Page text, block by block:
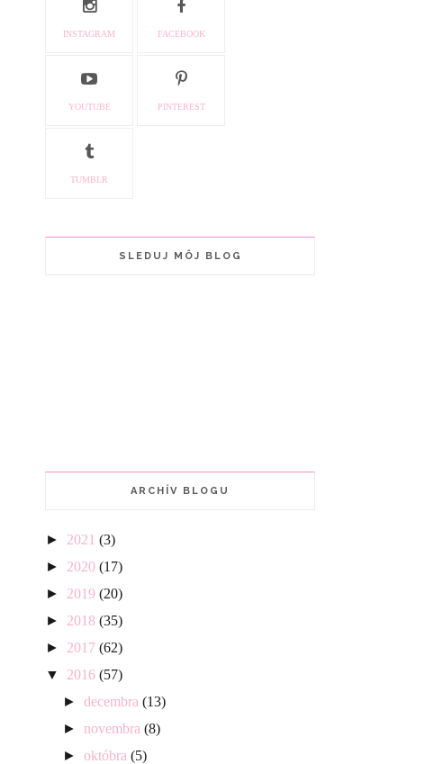
INSTAGRAM FACEBOOK
YOUTUBE PINTEREST
TUMBLR
SLEDUJ MÔJ BLOG
ARCHÍV BLOGU
► 2021 (3)
► 2020 (17)
► 2019 (20)
► 2018 (35)
► 2017 (62)
▼
2016 (57)
►decembra (13)
► novembra (8)
►októbra (5)